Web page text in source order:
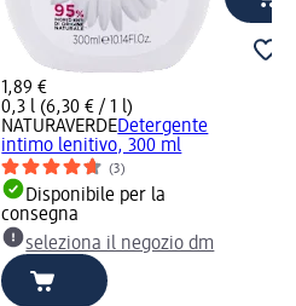
1,89 €
0,3 l (6,30 € / 1 l)
NATURAVERDEDetergente
intimo lenitivo, 300 ml
(3)
Disponibile per la
consegna
seleziona il negozio dm